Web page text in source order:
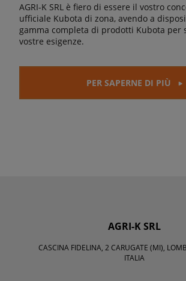
AGRI-K SRL è fiero di essere il vostro
ufficiale Kubota di zona, avendo a
gamma completa di prodotti Kubota per
vostre esigenze.
PER SAPERNE DI PIÙ
AGRI-K SRL
CASCINA FIDELINA, 2 CARUGATE (MI),
ITALIA